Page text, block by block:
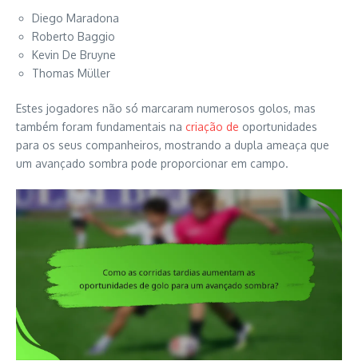
Diego Maradona
Roberto Baggio
Kevin De Bruyne
Thomas Müller
Estes jogadores não só marcaram numerosos golos, mas
também foram fundamentais na criação de oportunidades
para os seus companheiros, mostrando a dupla ameaça que
um avançado sombra pode proporcionar em campo.